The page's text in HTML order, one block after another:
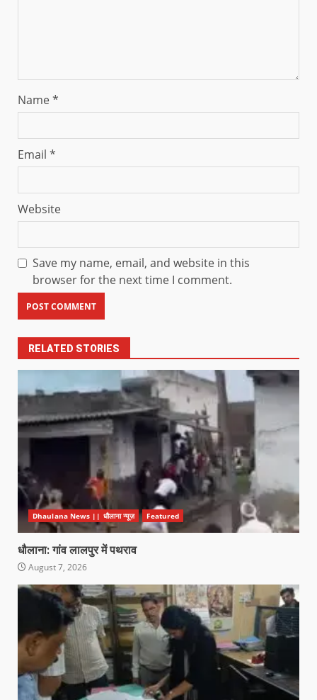
Name*
Email *
Website
Save my name, email, and website in this
browser for the next time I comment.
RELATED STORIES
Dhaulana News || धौलाना न्यूज़ Featured
धौलाना: गांव लालपुर में पथराव
August 7, 2026